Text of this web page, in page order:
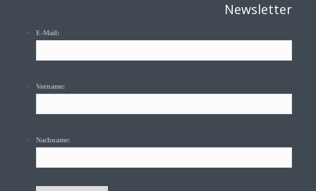
Newsletter
E-Mail:
Vorname:
Nachname: